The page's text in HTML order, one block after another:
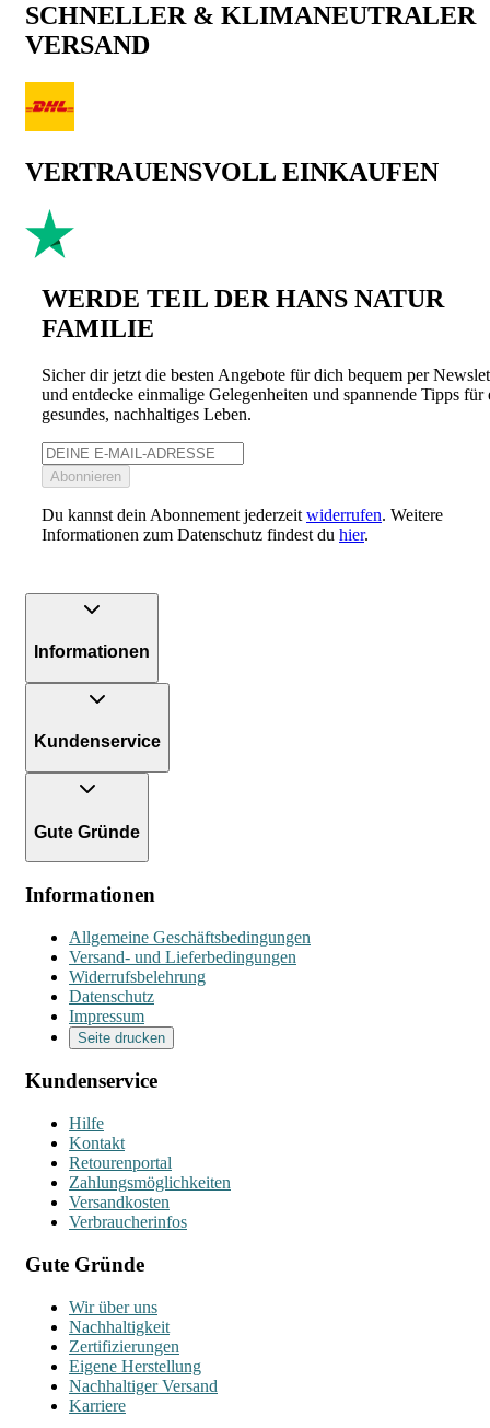
SCHNELLER & KLIMANEUTRALER
VERSAND
VERTRAUENSVOLL EINKAUFEN
WERDE TEIL DER HANS NATUR
FAMILIE
Sicher dir jetzt die besten Angebote für dich bequem per
und entdecke einmalige Gelegenheiten und spannende Tipps für
gesundes, nachhaltiges Leben.
Abonnieren
Du kannst dein Abonnement jederzeit widerrufen. Weitere
Informationen zum Datenschutz findest du hier.
Informationen
Kundenservice
Gute Gründe
Informationen
Allgemeine Geschäftsbedingungen
Versand- und Lieferbedingungen
Widerrufsbelehrung
Datenschutz
Impressum
Seite drucken
Kundenservice
Hilfe
Kontakt
Retourenportal
Zahlungsmöglichkeiten
Versandkosten
Verbraucherinfos
Gute Gründe
Wir über uns
Nachhaltigkeit
Zertifizierungen
Eigene Herstellung
Nachhaltiger Versand
Karriere